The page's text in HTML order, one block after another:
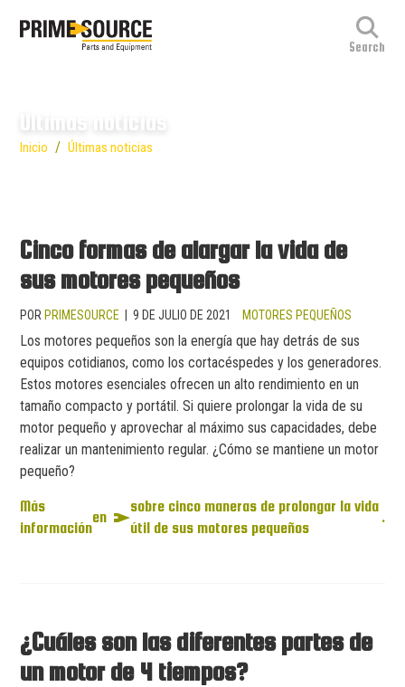
Últimas noticias
Inicio / Últimas noticias
Cinco formas de alargar la vida de
sus motores pequeños
POR PRIMESOURCE 9 DE JULIO DE 2021 MOTORES PEQUEÑOS
Los motores pequeños son la energía que hay detrás de sus
equipos cotidianos, como los cortacéspedes y los generadores.
Estos motores esenciales ofrecen un alto rendimiento en un
tamaño compacto y portátil. Si quiere prolongar la vida de su
motor pequeño y aprovechar al máximo sus capacidades, debe
realizar un mantenimiento regular. ¿Cómo se mantiene un motor
pequeño?
Más
información
en
sobre cinco maneras de prolongar la vida
útil de sus motores pequeños
.
¿Cuáles son las diferentes partes de
un motor de 4 tiempos?